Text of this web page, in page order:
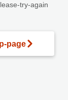
try-again
page